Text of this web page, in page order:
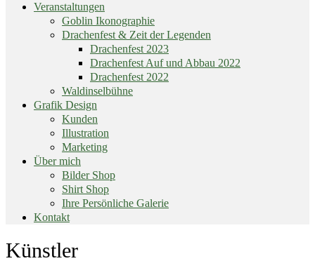
Veranstaltungen
Goblin Ikonographie
Drachenfest & Zeit der Legenden
Drachenfest 2023
Drachenfest Auf und Abbau 2022
Drachenfest 2022
Waldinselbühne
Grafik Design
Kunden
Illustration
Marketing
Über mich
Bilder Shop
Shirt Shop
Ihre Persönliche Galerie
Kontakt
End
of
Künstler